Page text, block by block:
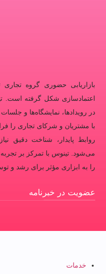
بازاریابی حضوری گروه تجاری
اعتمادسازی شکل گرفته است.
در رویدادها، نمایشگاه‌ها و
با مشتریان و شرکای تجاری را
روابط پایدار، شناخت دقیق
می‌شود. تینوس با تمرکز بر
را به ابزاری مؤثر برای رشد و
عضویت در خبرنامه
خدمات